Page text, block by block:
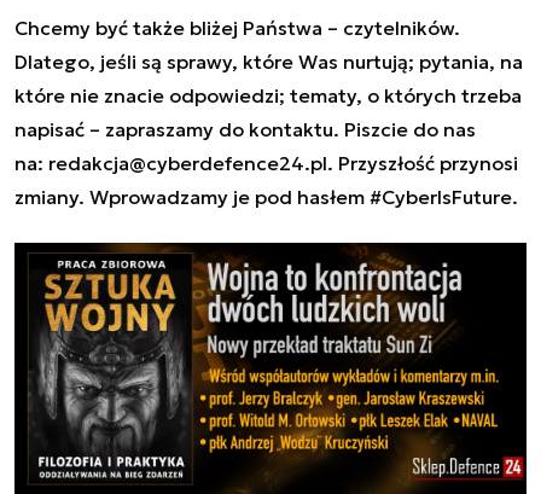
Chcemy być także bliżej Państwa – czytelników.
Dlatego, jeśli są sprawy, które Was nurtują; pytania, na
które nie znacie odpowiedzi; tematy, o których trzeba
napisać – zapraszamy do kontaktu. Piszcie do nas
na: redakcja@cyberdefence24.pl. Przyszłość przynosi
zmiany. Wprowadzamy je pod hasłem #CyberIsFuture.